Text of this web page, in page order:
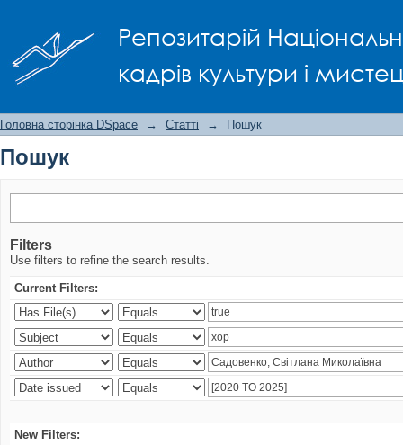
Репозитарій
кадрів культури і
Головна сторінка DSpace → Статті → Пошук
Пошук
Filters
Use filters to refine the search results.
Current Filters:
New Filters: